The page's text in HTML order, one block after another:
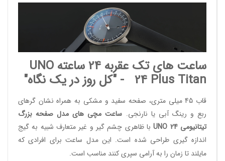
ساعت های تک عقربه 24 ساعته UNO
24 Plus Titan - "کل روز در یک نگاه"
قاب 45 میلی متری، صفحه سفید و مشکی به همراه نشان گرهای
ربع و رینگ آبی یا نارنجی. ساعت مچی های مدل صفحه بزرگ
تیتانیومی UNO 24
با ظاهری چشم گیر و غیر متعارف شبیه به گیج
اندازه گیری طراحی شده است. این مدل ساعت برای افرادی که
مایلند تا زمان را به آرامی سپری کنند مناسب است.